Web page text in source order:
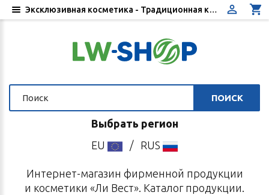
ПОИСК
Выбрать регион
EU
/ RUS
Интернет-магазин фирменной продукции
и косметики «Ли Вест». Каталог продукции.
Эксклюзивная косметика - Традиционная китайская медицина - Купить в интернет-магазине «Ли Вест»